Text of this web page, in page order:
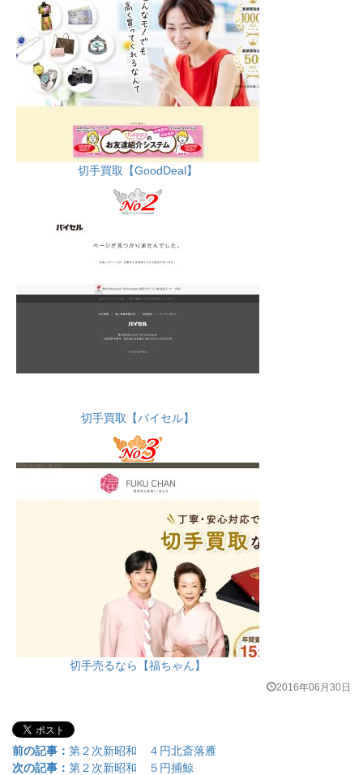
切手買取【GoodDeal】
切手買取【バイセル】
切手売るなら【福ちゃん】
2016年06月30日
前の記事： 第２次新昭和 ４円北斎落雁
次の記事： 第２次新昭和 ５円捕鯨